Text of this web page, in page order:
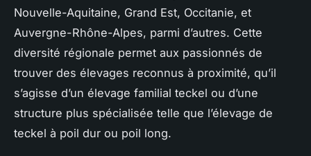
Nouvelle-Aquitaine, Grand Est, Occitanie, et
Auvergne-Rhône-Alpes, parmi d’autres. Cette
diversité régionale permet aux passionnés de
trouver des élevages reconnus à proximité, qu’il
s’agisse d’un élevage familial teckel ou d’une
structure plus spécialisée telle que l’élevage de
teckel à poil dur ou poil long.